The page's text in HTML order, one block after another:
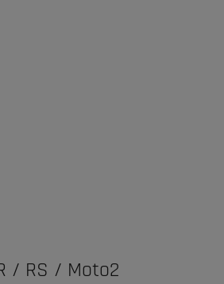
/ RS / Moto2